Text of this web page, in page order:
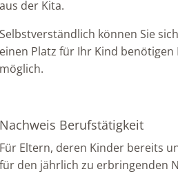
aus der Kita.
Selbstverständlich können Sie
einen Platz für Ihr Kind
möglich.
Nachweis Berufstätigkeit
Für Eltern, deren Kinder bereits
für den jährlich zu erbringenden